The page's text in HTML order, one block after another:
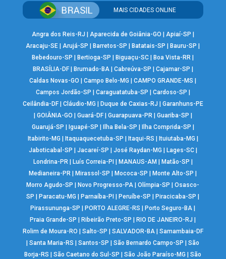
MAIS CIDADES ONLINE
Angra dos Reis-RJ Aparecida de Goiânia-GO Apiaí-SP
Aracaju-SE |Arujá-SP Barretos-SP Batatais-SP Bauru-SP
Bebedouro-SP
Bertioga-SP Biguaçu-SC Boa Vista-RR
BRASÍLIA-DF| Brumado-BA| Cabreúva-SP Cajamar-SP
Caldas Novas-GO
|Campo Belo-MG |CAMPO GRANDE-MS
Campos Jordão-SP
Caraguatatuba-SP Cardoso-SP
Ceilândia-DF| Cláudio-MG Duque de Caxias-RJ
Garanhuns-PE
GOIÂNIA-GO Guará-DF| Guarapuava-PR| Guariba-SP
Guarujá-SP
Iguapé-SP Ilha Bela-SP Ilha Comprida-SP
Itabirito-MG
Itaquaquecetuba-SP Itaqui-RS Ituiutaba-MG
Jaboticabal-SP
Jacareí-SP José Raydan-MG Lages-SC|
Londrina-PR| Luís Correia-PI MANAUS-AM Matão-SP
Medianeira-PR
Mirassol-SP Mococa-SP Monte Alto-SP
Morro Agudo-SP
Novo Progresso-PA |Olímpia-SP |Osasco-
SP
Paracatu-MG Parnaíba-PI Peruíbe-SP Piracicaba-SP
Pirassununga-SP
PORTO ALEGRE-RS Porto Seguro-BA
Praia Grande-SP
Ribeirão Preto-SP RIO DE JANEIRO-RJ
Rolim de Moura-RO
Salto-SP SALVADOR-BA| Samambaia-DF
|Santa Maria-RS |Santos-SP |São Bernardo Campo-SP |São
Borja-RS
|São Caetano do Sul-SP |São João Paraíso-MG |São